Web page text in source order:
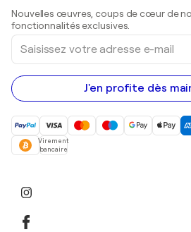
Peintures acryliques
Nouvelles œuvres, coups de cœur de
fonctionnalités exclusives.
Saisissez
votre
adresse
e-
mail
J'en profite dès
Virement
bancaire